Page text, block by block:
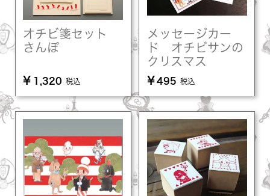
オチビ箋セット
さんぽ
¥ 1,320 税込
メッセージカー
ド オチビサンの
クリスマス
¥ 495 税込